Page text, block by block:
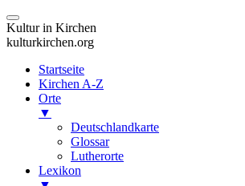
Kultur in Kirchen
kulturkirchen.org
Startseite
Kirchen A-Z
Orte
▼
Deutschlandkarte
Glossar
Lutherorte
Lexikon